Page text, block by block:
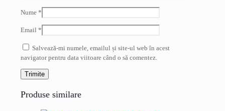
Nume *
Email *
Salvează-mi numele, emailul și site-ul web în acest
navigator pentru data viitoare când o să comentez.
Produse similare